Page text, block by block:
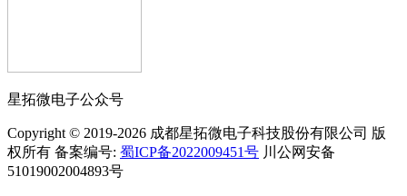
星拓微电子公众号
Copyright © 2019-2026 成都星拓微电子科技股份有限公司 版
权所有 备案编号: 蜀ICP备2022009451号 川公网安备
51019002004893号